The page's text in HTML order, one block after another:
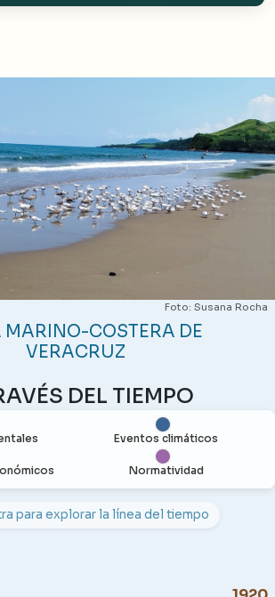
Foto: Susana Rocha
MARINO-COSTERA DE
VERACRUZ
DEL TIEMPO
Eventos climáticos
Normatividad
para explorar la línea del tiempo